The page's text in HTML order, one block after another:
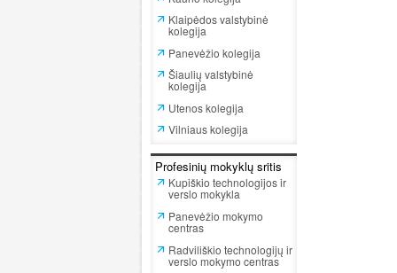
Klaipėdos valstybinė
kolegija
Panevėžio kolegija
Šiaulių valstybinė
kolegija
Utenos kolegija
Vilniaus kolegija
Profesinių mokyklų sritis
Kupiškio technologijos ir
verslo mokykla
Panevėžio mokymo
centras
Radviliškio technologijų ir
verslo mokymo centras